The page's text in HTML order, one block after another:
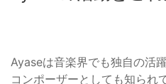
Ayaseは音楽界でも独自の活
コンポーザーとしても知られ